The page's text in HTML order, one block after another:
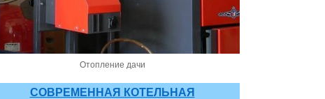
Отопление дачи
СОВРЕМЕННАЯ КОТЕЛЬНАЯ